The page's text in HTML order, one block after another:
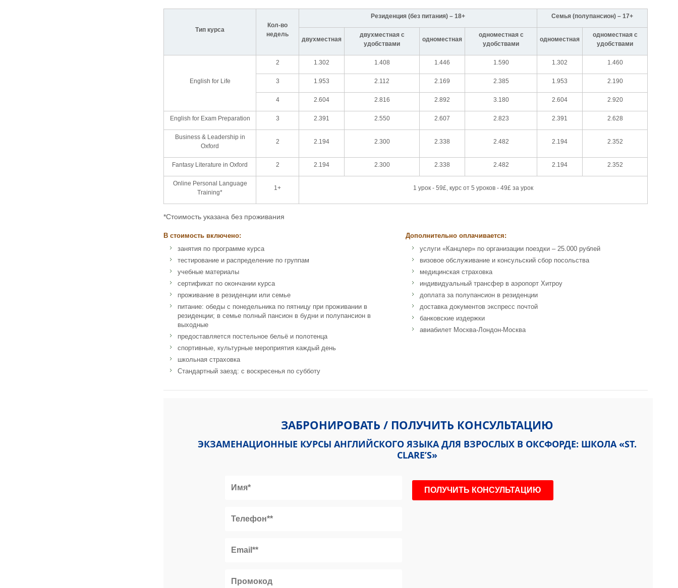
Тип курса
Кол-во
недель
Резиденция (без питания) – 18+ Семья (полупансион) – 17+
двухместная
двухместная с
удобствами
одноместная
одноместная с
удобствами
одноместная
одноместная с
удобствами
English for Life
2 1.302 1.408 1.446 1.590 1.302 1.460
3 1.953 2.112 2.169 2.385 1.953 2.190
4 2.604 2.816 2.892 3.180 2.604 2.920
English for Exam Preparation 3 2.391 2.550 2.607 2.823 2.391 2.628
Business & Leadership in
Oxford
2 2.194 2.300 2.338 2.482 2.194 2.352
Fantasy Literature in Oxford 2 2.194 2.300 2.338 2.482 2.194 2.352
Online Personal Language
Training*
1+ 1 урок - 59£, курс от 5 уроков - 49£ за урок
*Стоимость указана без проживания
В стоимость включено:
занятия по программе курса
тестирование и распределение по группам
учебные материалы
сертификат по окончании курса
проживание в резиденции или семье
питание: обеды с понедельника по пятницу при проживании в
резиденции; в семье полный пансион в будни и полупансион в
выходные
предоставляется постельное бельё и полотенца
спортивные, культурные мероприятия каждый день
школьная страховка
Стандартный заезд: с воскресенья по субботу
Дополнительно оплачивается:
услуги «Канцлер» по организации поездки – 25.000 рублей
визовое обслуживание и консульский сбор посольства
медицинская страховка
индивидуальный трансфер в аэропорт Хитроу
доплата за полупансион в резиденции
доставка документов экспресс почтой
банковские издержки
авиабилет Москва-Лондон-Москва
ЗАБРОНИРОВАТЬ / ПОЛУЧИТЬ КОНСУЛЬТАЦИЮ
ЭКЗАМЕНАЦИОННЫЕ КУРСЫ АНГЛИЙСКОГО ЯЗЫКА ДЛЯ ВЗРОСЛЫХ В ОКСФОРДЕ: ШКОЛА «ST.
CLARE’S»